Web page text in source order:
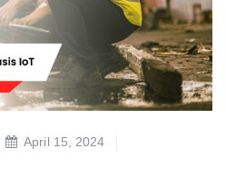
April 15, 2024